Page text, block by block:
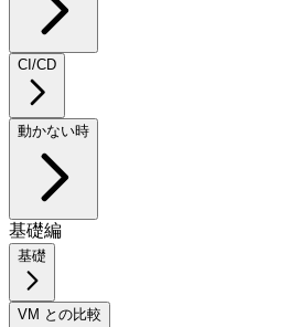
CI/CD
動かない時
基礎編
基礎
VM との比較